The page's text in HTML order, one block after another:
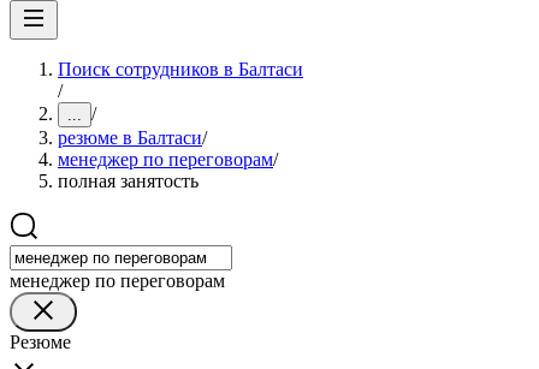
Поиск сотрудников в Балтаси
/
... /
резюме в Балтаси/
менеджер по переговорам/
полная занятость
менеджер по переговорам
Резюме